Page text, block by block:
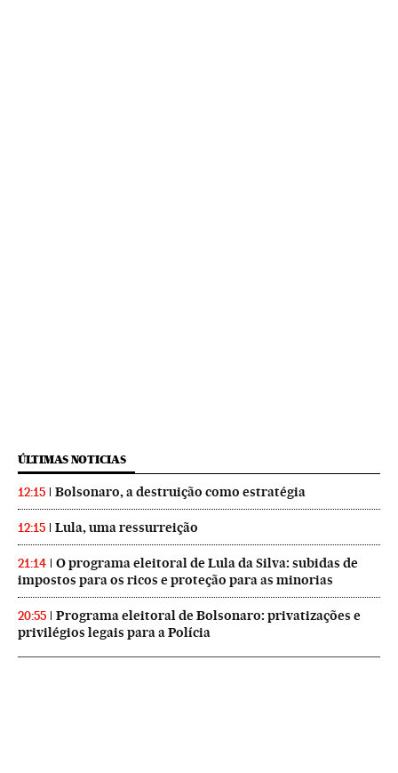
ÚLTIMAS NOTICIAS
12:15 Bolsonaro, a destruição como estratégia
12:15 Lula, uma ressurreição
21:14
O programa eleitoral de Lula da Silva: subidas de
impostos para os ricos e proteção para as minorias
20:55
Programa eleitoral de Bolsonaro: privatizações e
privilégios legais para a Polícia